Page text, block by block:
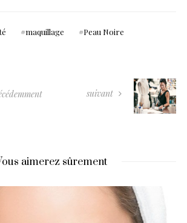
maquillage Peau Noire
suivant
aimerez sûrement